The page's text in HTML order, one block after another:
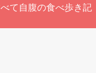
て自腹の食べ歩き記